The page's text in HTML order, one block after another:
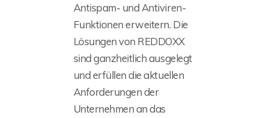
Antispam- und Antiviren-
Funktionen erweitern. Die
Lösungen von REDDOXX
sind ganzheitlich ausgelegt
und erfüllen die aktuellen
Anforderungen der
Unternehmen an das